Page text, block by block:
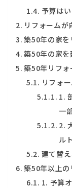
予算は
リフォームが
築50年の家を
築50年の家を
築50年リフ
リフォ
1.
一
2.
ル
建て替
築50年以上
1. 予算